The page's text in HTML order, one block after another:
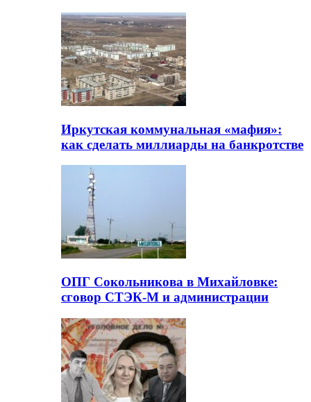
Иркутская коммунальная «мафия»:
как сделать миллиарды на банкротстве
ОПГ Сокольникова в Михайловке:
сговор СТЭК-М и администрации